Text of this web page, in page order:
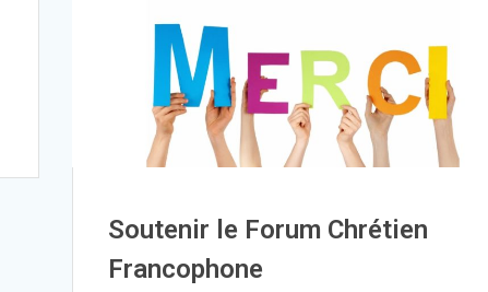
Soutenir le Forum Chrétien
Francophone